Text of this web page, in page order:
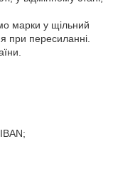
марки у щільний
при пересиланні.